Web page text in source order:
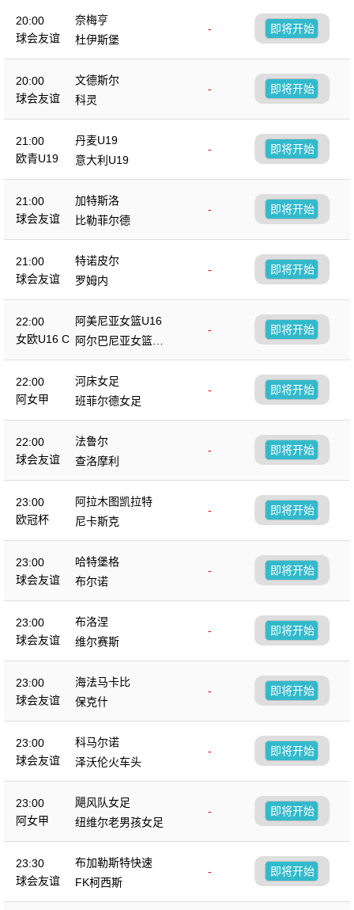
20:00
球会友谊
奈梅亨
-
杜伊斯堡
即将开始
20:00
球会友谊
文德斯尔
-
科灵
即将开始
21:00
欧青U19
丹麦U19
-
意大利U19
即将开始
21:00
球会友谊
加特斯洛
-
比勒菲尔德
即将开始
21:00
球会友谊
特诺皮尔
-
罗姆内
即将开始
22:00
女欧U16 C
阿美尼亚女篮U16
-
阿尔巴尼亚女篮U1
6
即将开始
22:00
阿女甲
河床女足
-
班菲尔德女足
即将开始
22:00
球会友谊
法鲁尔
-
查洛摩利
即将开始
23:00
欧冠杯
阿拉木图凯拉特
-
尼卡斯克
即将开始
23:00
球会友谊
哈特堡格
-
布尔诺
即将开始
23:00
球会友谊
布洛涅
-
维尔赛斯
即将开始
23:00
球会友谊
海法马卡比
-
保克什
即将开始
23:00
球会友谊
科马尔诺
-
泽沃伦火车头
即将开始
23:00
阿女甲
飓风队女足
-
纽维尔老男孩女足
即将开始
23:30
球会友谊
布加勒斯特快速
-
FK柯西斯
即将开始